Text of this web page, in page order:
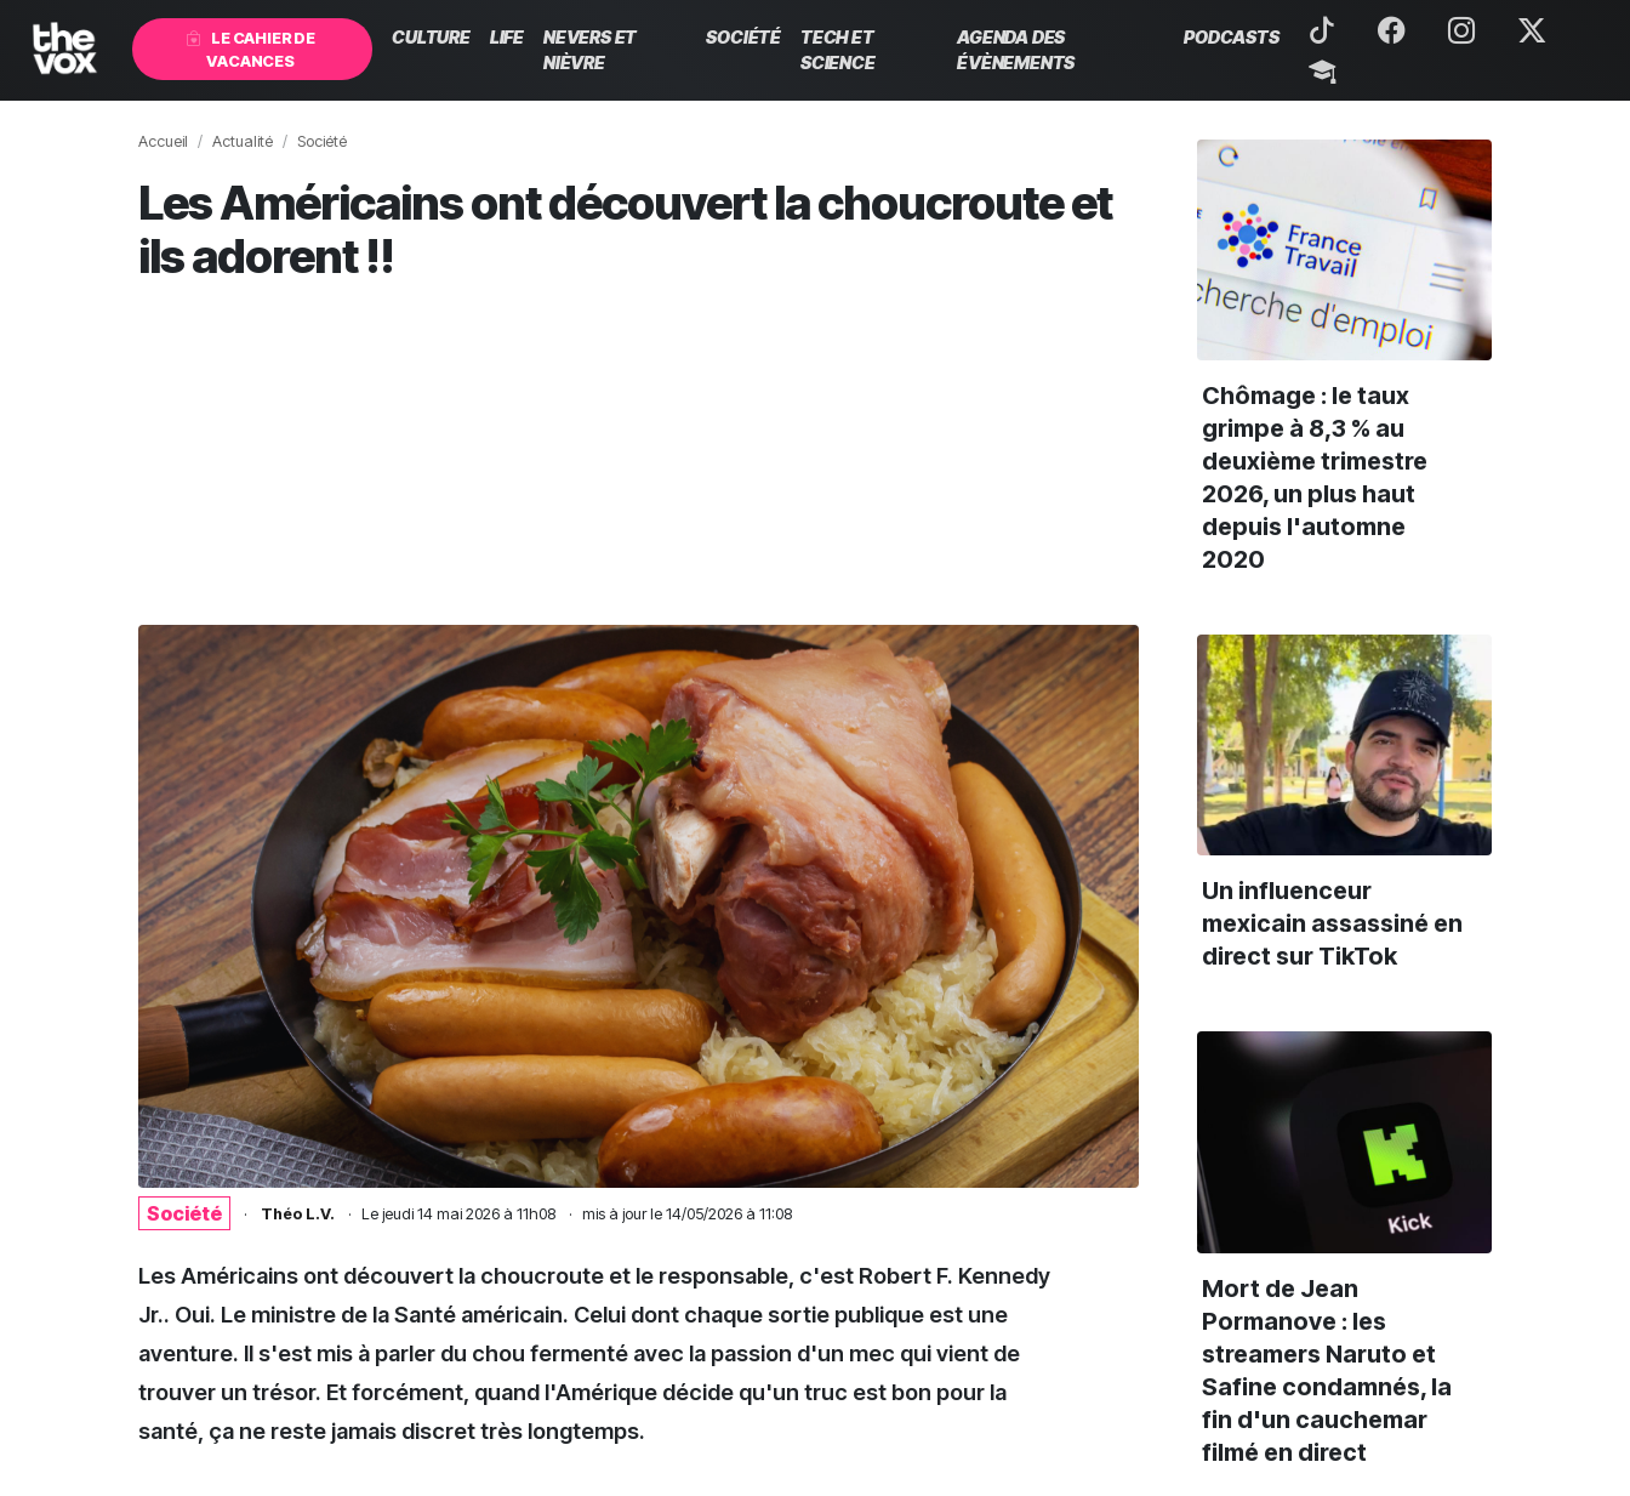
LE CAHIER DE
VACANCES
CULTURE LIFE
NEVERS ET
NIÈVRE
SOCIÉTÉ
TECH ET
SCIENCE
AGENDA DES
ÉVÈNEMENTS
PODCASTS
Accueil Actualité Société
Les Américains ont découvert la choucroute et
ils adorent !!
Société · Théo L.V. · Le jeudi 14 mai 2026 à 11h08 · mis à jour le 14/05/2026 à 11:08
Les Américains ont découvert la choucroute et le responsable, c'est Robert F. Kennedy
Jr.. Oui. Le ministre de la Santé américain. Celui dont chaque sortie publique est une
aventure. Il s'est mis à parler du chou fermenté avec la passion d'un mec qui vient de
trouver un trésor. Et forcément, quand l'Amérique décide qu'un truc est bon pour la
santé, ça ne reste jamais discret très longtemps.
Chômage : le taux
grimpe à 8,3 % au
deuxième trimestre
2026, un plus haut
depuis l'automne
2020
Un influenceur
mexicain assassiné en
direct sur TikTok
Mort de Jean
Pormanove : les
streamers Naruto et
Safine condamnés, la
fin d'un cauchemar
filmé en direct